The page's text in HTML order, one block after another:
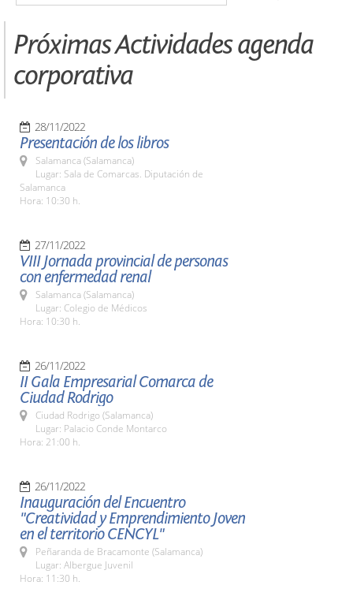
Próximas Actividades agenda
corporativa
28/11/2022
Presentación de los libros
Salamanca (Salamanca)
Lugar: Sala de Comarcas. Diputación de
Salamanca
Hora: 10:30 h.
27/11/2022
VIII Jornada provincial de personas
con enfermedad renal
Salamanca (Salamanca)
Lugar: Colegio de Médicos
Hora: 10:30 h.
26/11/2022
II Gala Empresarial Comarca de
Ciudad Rodrigo
Ciudad Rodrigo (Salamanca)
Lugar: Palacio Conde Montarco
Hora: 21:00 h.
26/11/2022
Inauguración del Encuentro
"Creatividad y Emprendimiento Joven
en el territorio CENCYL"
Peñaranda de Bracamonte (Salamanca)
Lugar: Albergue Juvenil
Hora: 11:30 h.